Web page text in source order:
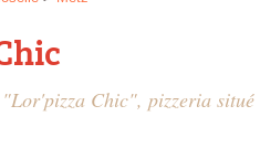
"Lor'pizza Chic", pizzeria situé